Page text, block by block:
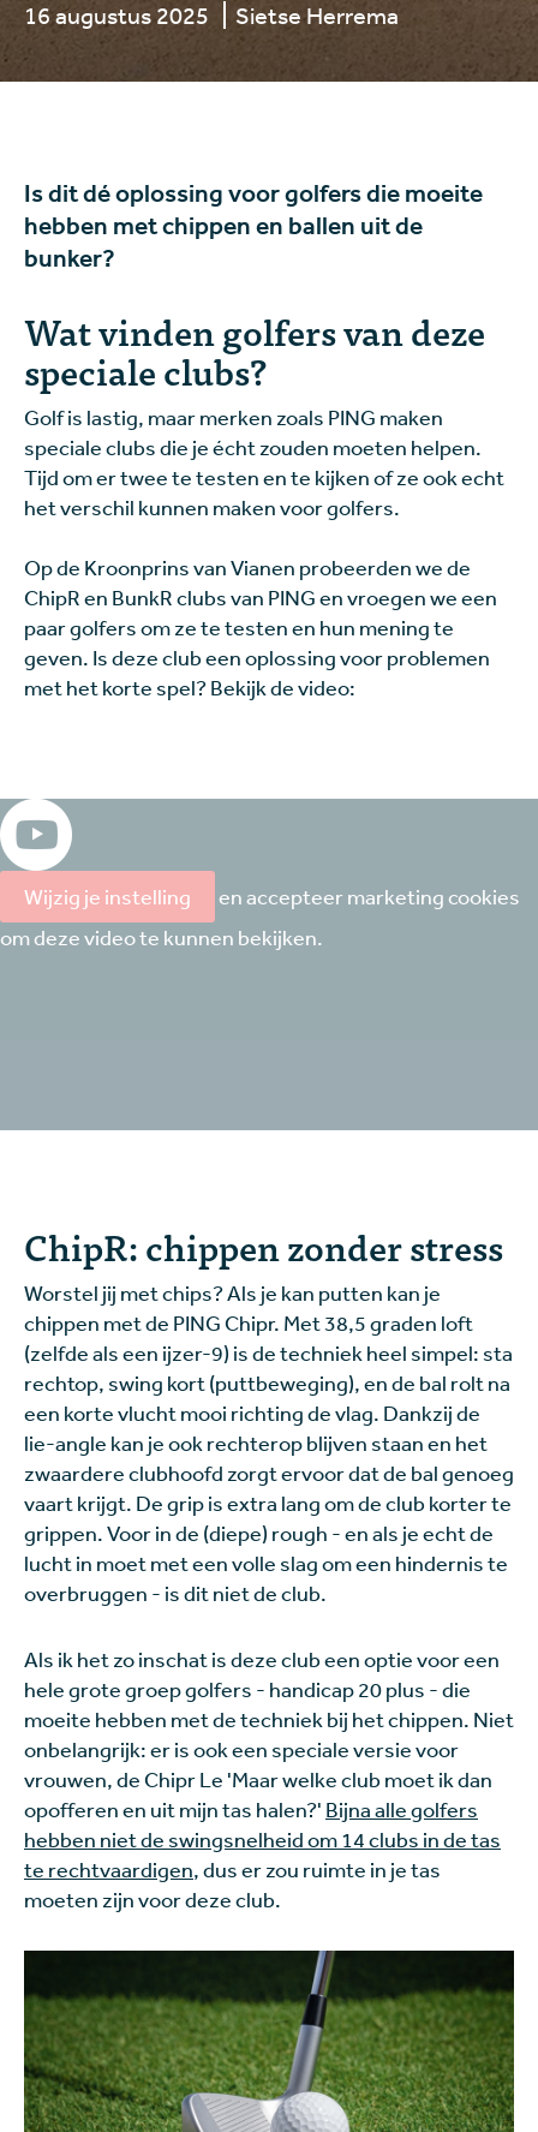
16 augustus 2025 Sietse Herrema
Is dit dé oplossing voor golfers die moeite
hebben met chippen en ballen uit de
bunker?
Wat vinden golfers van deze
speciale clubs?
Golf is lastig, maar merken zoals PING maken
speciale clubs die je écht zouden moeten helpen.
Tijd om er twee te testen en te kijken of ze ook echt
het verschil kunnen maken voor golfers.
Op de Kroonprins van Vianen probeerden we de
ChipR en BunkR clubs van PING en vroegen we een
paar golfers om ze te testen en hun mening te
geven. Is deze club een oplossing voor problemen
met het korte spel? Bekijk de video:
Wijzig je instelling
en accepteer marketing cookies
om deze video te kunnen bekijken.
ChipR: chippen zonder stress
Worstel jij met chips? Als je kan putten kan je
chippen met de PING Chipr. Met 38,5 graden loft
(zelfde als een ijzer-9) is de techniek heel simpel: sta
rechtop, swing kort (puttbeweging), en de bal rolt na
een korte vlucht mooi richting de vlag. Dankzij de
lie-angle kan je ook rechterop blijven staan en het
zwaardere clubhoofd zorgt ervoor dat de bal genoeg
vaart krijgt. De grip is extra lang om de club korter te
grippen. Voor in de (diepe) rough - en als je echt de
lucht in moet met een volle slag om een hindernis te
overbruggen - is dit niet de club.
Als ik het zo inschat is deze club een optie voor een
hele grote groep golfers - handicap 20 plus - die
moeite hebben met de techniek bij het chippen. Niet
onbelangrijk: er is ook een speciale versie voor
vrouwen, de Chipr Le 'Maar welke club moet ik dan
opofferen en uit mijn tas halen?' Bijna alle golfers
hebben niet de swingsnelheid om 14 clubs in de tas
te rechtvaardigen, dus er zou ruimte in je tas
moeten zijn voor deze club.